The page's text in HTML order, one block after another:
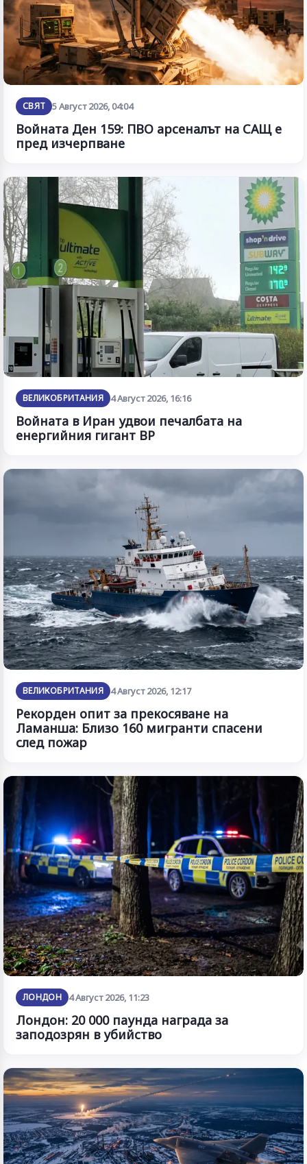
СВЯТ 5 Август 2026, 04:04
Войната Ден 159: ПВО арсеналът на САЩ е
пред изчерпване
ВЕЛИКОБРИТАНИЯ 4 Август 2026, 16:16
Войната в Иран удвои печалбата на
енергийния гигант BP
ВЕЛИКОБРИТАНИЯ 4 Август 2026, 12:17
Рекорден опит за прекосяване на
Ламанша: Близо 160 мигранти спасени
след пожар
ЛОНДОН 4 Август 2026, 11:23
Лондон: 20 000 паунда награда за
заподозрян в убийство